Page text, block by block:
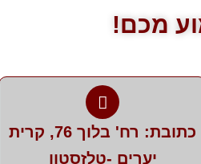
מכם!
כתובת: רח' בלוך 76, קרית
יערים -טלזסטון